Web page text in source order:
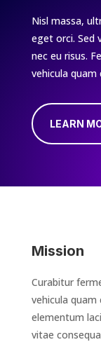
Nisl massa,
eget orci. Sed
nec eu risus.
vehicula
LEARN
Mission
Curabitur
vehicula
elementum
vitae